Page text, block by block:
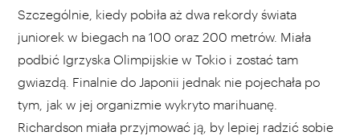
Szczególnie, kiedy pobiła aż dwa rekordy świata
juniorek w biegach na 100 oraz 200 metrów. Miała
podbić Igrzyska Olimpijskie w Tokio i zostać tam
gwiazdą. Finalnie do Japonii jednak nie pojechała po
tym, jak w jej organizmie wykryto marihuanę.
Richardson miała przyjmować ją, by lepiej radzić sobie